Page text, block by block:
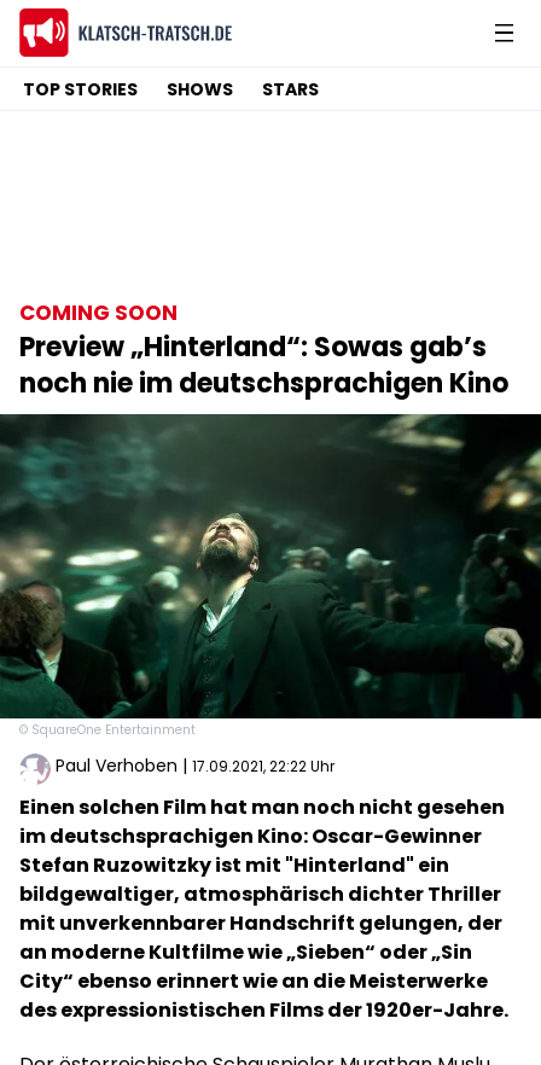
TOP STORIES SHOWS STARS
COMING SOON
Preview „Hinterland“: Sowas gab’s
noch nie im deutschsprachigen Kino
© SquareOne Entertainment
Paul Verhoben | 17.09.2021, 22:22 Uhr
Einen solchen Film hat man noch nicht gesehen
im deutschsprachigen Kino: Oscar-Gewinner
Stefan Ruzowitzky ist mit "Hinterland" ein
bildgewaltiger, atmosphärisch dichter Thriller
mit unverkennbarer Handschrift gelungen, der
an moderne Kultfilme wie „Sieben“ oder „Sin
City“ ebenso erinnert wie an die Meisterwerke
des expressionistischen Films der 1920er-Jahre.